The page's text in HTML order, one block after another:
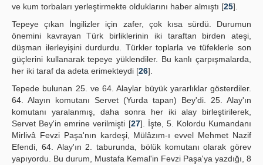
ve kum torbaları yerleştirmekte olduklarını haber almıştı [25].
Tepeye çıkan İngilizler için zafer, çok kısa sürdü. Durumun
önemini kavrayan Türk birliklerinin iki taraftan birden ateşi,
düşman ilerleyişini durdurdu. Türkler toplarla ve tüfeklerle son
güçlerini kullanarak tepeye yüklendiler. Bu kanlı çarpışmalarda,
her iki taraf da adeta erimekteydi [26].
Tepede bulunan 25. ve 64. Alaylar büyük yararlıklar gösterdiler.
64. Alayın komutanı Servet (Yurda tapan) Bey'di. 25. Alay'ın
komutanı yaralanmış, daha sonra her iki alay birleştirilerek,
Servet Bey'in emrine verilmişti [27]. İşte, 5. Kolordu Kumandanı
Mirlivâ Fevzi Paşa'nın kardeşi, Mülâzım-ı evvel Mehmet Nazif
Efendi, 64. Alay'ın 2. taburunda, bölük komutanı olarak görev
yapıyordu. Bu durum, Mustafa Kemal'in Fevzi Paşa'ya yazdığı, 8